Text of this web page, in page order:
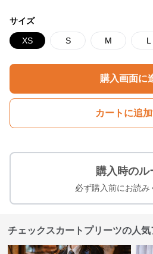
サイズ
XS S M L
購入画面に
カートに追
購入時のル
必ず購入前にお読み
チェックスカートプリーツの人